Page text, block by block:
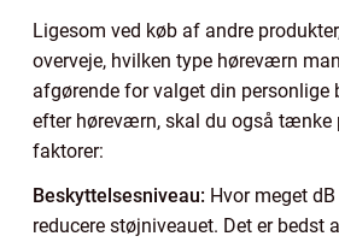
Ligesom ved køb af andre
overveje, hvilken type høreværn
afgørende for valget din personlige
efter høreværn, skal du også tænke
faktorer:
Beskyttelsesniveau: Hvor meget
reducere støjniveauet. Det er bedst